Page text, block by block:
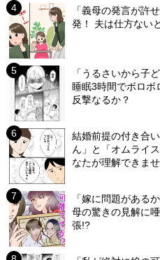
「義母の発言が許
発！ 夫は仕方ない
「うるさいから子
睡眠3時間でボロ
反撃なるか？
結婚前提の付き合
ん」と「オムライ
なたが理解できませ
「嫁に問題がある
母の驚きの見解に
張!?